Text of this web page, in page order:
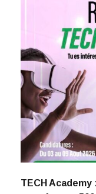
TECH